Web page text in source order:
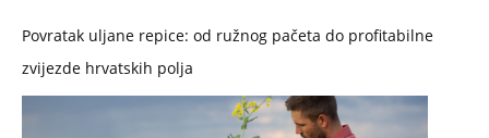
Povratak uljane repice: od ružnog pačeta do profitabilne
zvijezde hrvatskih polja